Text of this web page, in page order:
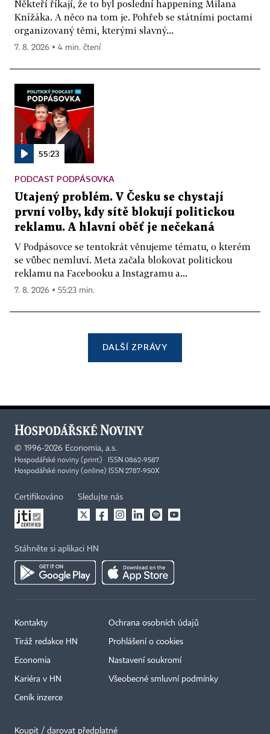
Někteří říkají, že to byl poslední happening Milana
Knížáka. A něco na tom je. Pohřeb se státními poctami
organizovaný těmi, kterými slavný...
7. 8. 2026 ▪ 4 min. čtení
55:23
PODCAST PODPÁSOVKA
Utajený problém. V Česku se chystají
první volby, kdy sítě blokují politickou
reklamu. A hlavní oběť je nečekaná
V Podpásovce se tentokrát věnujeme tématu, o kterém
se vůbec nemluví. Meta začala blokovat politickou
reklamu na Facebooku a Instagramu a...
7. 8. 2026 ▪ 55:23 min.
DALŠÍ ZPRÁVY
© 1996-2026 Economia, a.s.
Hospodářské noviny (print) ISSN 0862-9587
Hospodářské noviny (online) ISSN 2787-950X
Certifikováno Sledujte nás
Stáhněte si aplikaci HN
Kontakty
Tiráž redakce HN
Economia
Kariéra v HN
Ceník inzerce
Ochrana osobních údajů
Prohlášení o cookies
Nastavení soukromí
Všeobecné smluvní podmínky
Koupit / darovat předplatné